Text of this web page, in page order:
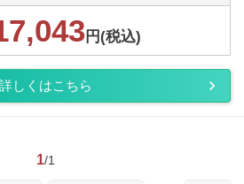
円(税込)
詳しくはこちら
1/1